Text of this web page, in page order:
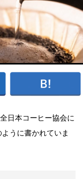
日本コーヒー協会に
うに書かれていま